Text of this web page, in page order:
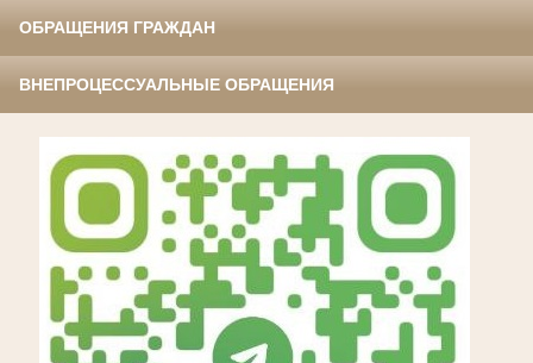
ОБРАЩЕНИЯ ГРАЖДАН
ВНЕПРОЦЕССУАЛЬНЫЕ ОБРАЩЕНИЯ